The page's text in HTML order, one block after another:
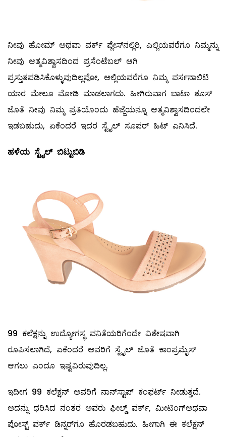
ನೀವು ಹೋಮ್ ಅಥವಾ ವರ್ಕ್‌ ಪ್ಲೇಸ್‌ನಲ್ಲಿರಿ, ಎಲ್ಲಿಯವರೆಗೂ ನಿಮ್ಮನ್ನು
ನೀವು ಆತ್ಮವಿಶ್ವಾಸದಿಂದ ಪ್ರಸೆಂಟೆಬಲ್ ಆಗಿ
ಪ್ರಸ್ತುತಪಡಿಸಿಕೊಳ್ಳುವುದಿಲ್ಲವೋ, ಅಲ್ಲಿಯವರೆಗೂ ನಿಮ್ಮ ಪರ್ಸನಾಲಿಟಿ
ಯಾರ ಮೇಲೂ ಮೋಡಿ ಮಾಡಲಾಗದು. ಹೀಗಿರುವಾಗ ಬಾಟಾ ಶೂಸ್‌
ಜೊತೆ ನೀವು ನಿಮ್ಮ ಪ್ರತಿಯೊಂದು ಹೆಜ್ಜೆಯನ್ನೂ ಆತ್ಮವಿಶ್ವಾಸದಿಂದಲೇ
ಇಡಬಹುದು, ಏಕೆಂದರೆ ಇದರ ಸ್ಟೈಲ್ ‌ಸೂಪರ್‌ ಹಿಟ್‌ ಎನಿಸಿದೆ.
ಹಳೆಯ ಸ್ಟೈಲ್ ‌ಬಿಟ್ಟುಬಿಡಿ
99 ಕಲೆಕ್ಷನ್ನು ಉದ್ಯೋಗಸ್ಥ ವನಿತೆಯರಿಗೆಂದೇ ವಿಶೇಷವಾಗಿ
ರೂಪಿಸಲಾಗಿದೆ, ಏಕೆಂದರೆ ಅವರಿಗೆ ಸ್ಟೈಲ್ ‌ಜೊತೆ ಕಾಂಪ್ರಮೈಸ್
ಆಗಲು ಎಂದೂ ಇಷ್ಟವಿರುವುದಿಲ್ಲ.
ಇದೀಗ 99 ಕಲೆಕ್ಷನ್‌ ಅವರಿಗೆ ನಾನ್‌ಸ್ಟಾಪ್‌ ಕಂಫರ್ಟ್‌ ನೀಡುತ್ತದೆ.
ಅದನ್ನು ಧರಿಸಿದ ನಂತರ ಅವರು ಫೀಲ್ಡ್ ವರ್ಕ್‌, ಮೀಟಿಂಗ್‌ಅಥವಾ
ಪೋಸ್ಟ್ ವರ್ಕ್‌ ಡಿನ್ನರ್‌ಗೂ ಹೊರಡಬಹುದು. ಹೀಗಾಗಿ ಈ ಕಲೆಕ್ಷನ್‌